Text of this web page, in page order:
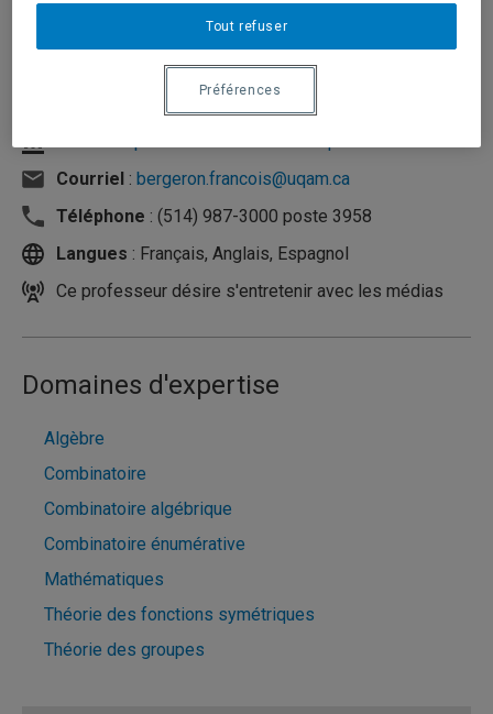
Courriel : bergeron.francois@uqam.ca
Téléphone : (514) 987-3000 poste 3958
Langues : Français, Anglais, Espagnol
Ce professeur désire s'entretenir avec les médias
Domaines d'expertise
Algèbre
Combinatoire
Combinatoire algébrique
Combinatoire énumérative
Mathématiques
Théorie des fonctions symétriques
Théorie des groupes
Tout refuser
Préférences